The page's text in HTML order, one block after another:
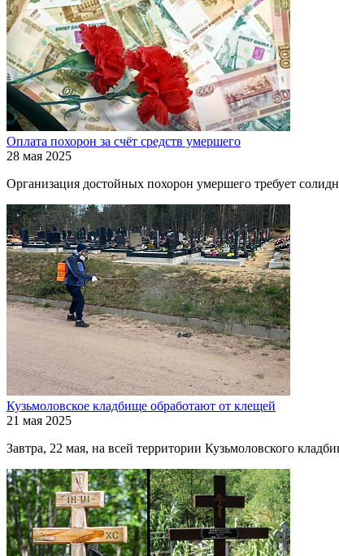
Оплата похорон за счёт средств умершего
28 мая 2025
Организация достойных похорон умершего требует
Кузьмоловское кладбище обработают от клещей
21 мая 2025
Завтра, 22 мая, на всей территории Кузьмоловского